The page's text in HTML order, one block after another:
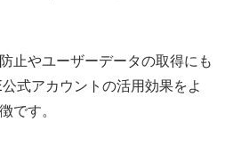
止やユーザーデータの取得にも
式アカウントの活用効果をよ
です。